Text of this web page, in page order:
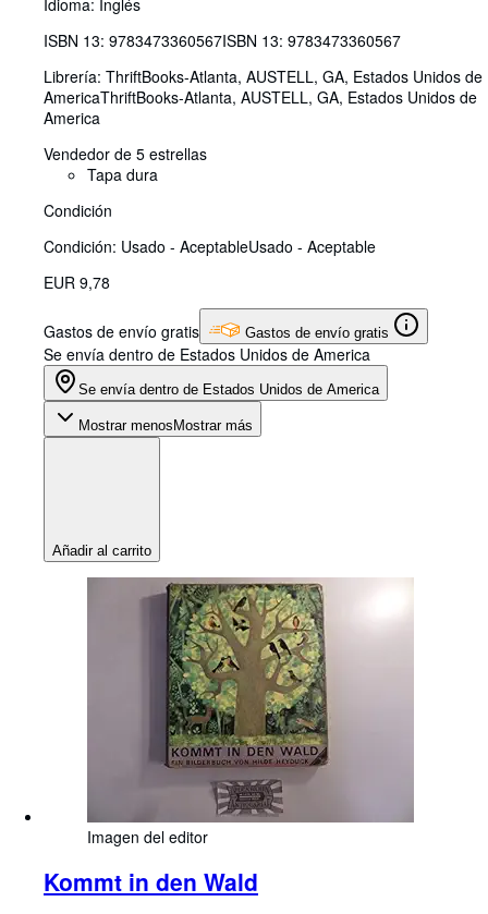
ISBN 13: 9783473360567ISBN 13: 9783473360567
Librería: ThriftBooks-Atlanta, AUSTELL, GA, Estados Unidos de
AmericaThriftBooks-Atlanta, AUSTELL, GA, Estados Unidos de
America
Vendedor de 5 estrellas
Tapa dura
Condición
Condición: Usado - AceptableUsado - Aceptable
EUR 9,78
Gastos de envío gratis Gastos de envío gratis
Se envía dentro de Estados Unidos de America
Se envía dentro de Estados Unidos de America
Mostrar menosMostrar más
Añadir al carrito
Imagen del editor
Kommt in den Wald